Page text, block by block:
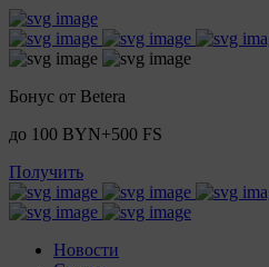
Бонус от Betera
до 100 BYN+500 FS
Получить
Новости